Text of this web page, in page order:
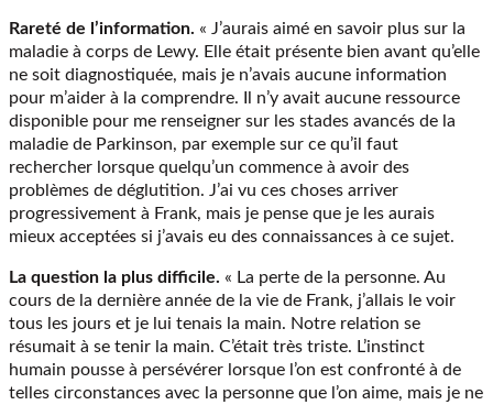
Rareté de l’information. « J’aurais aimé en savoir plus sur la
maladie à corps de Lewy. Elle était présente bien avant qu’elle
ne soit diagnostiquée, mais je n’avais aucune information
pour m’aider à la comprendre. Il n’y avait aucune ressource
disponible pour me renseigner sur les stades avancés de la
maladie de Parkinson, par exemple sur ce qu’il faut
rechercher lorsque quelqu’un commence à avoir des
problèmes de déglutition. J’ai vu ces choses arriver
progressivement à Frank, mais je pense que je les aurais
mieux acceptées si j’avais eu des connaissances à ce sujet.
La question la plus difficile. « La perte de la personne. Au
cours de la dernière année de la vie de Frank, j’allais le voir
tous les jours et je lui tenais la main. Notre relation se
résumait à se tenir la main. C’était très triste. L’instinct
humain pousse à persévérer lorsque l’on est confronté à de
telles circonstances avec la personne que l’on aime, mais je ne